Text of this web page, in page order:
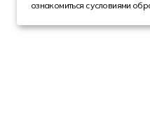
ознакомиться с условиями